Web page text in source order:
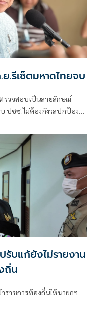
.รีเซ็ตมหาดไทยจบ
รวจสอบเป็นลายลักษณ์
ปชช.ไม่ต้องกังวลปกป้อง
บแก้ยังไม่รายงาน
ถิ่น
ราชการท้องถิ่นให้นายกฯ